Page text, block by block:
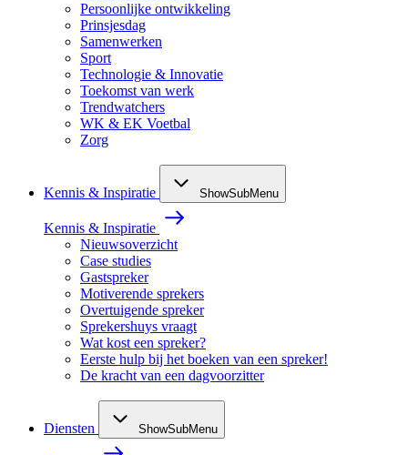
Persoonlijke ontwikkeling
Prinsjesdag
Samenwerken
Sport
Technologie & Innovatie
Toekomst van werk
Trendwatchers
WK & EK Voetbal
Zorg
Kennis & Inspiratie ShowSubMenu
Kennis & Inspiratie
Nieuwsoverzicht
Case studies
Gastspreker
Motiverende sprekers
Overtuigende spreker
Sprekershuys vraagt
Wat kost een spreker?
Eerste hulp bij het boeken van een spreker!
De kracht van een dagvoorzitter
Diensten ShowSubMenu